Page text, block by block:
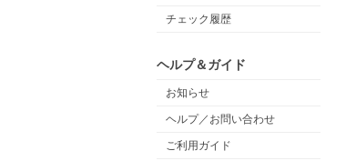
チェック履歴
ヘルプ＆ガイド
お知らせ
ヘルプ／お問い合わせ
ご利用ガイド